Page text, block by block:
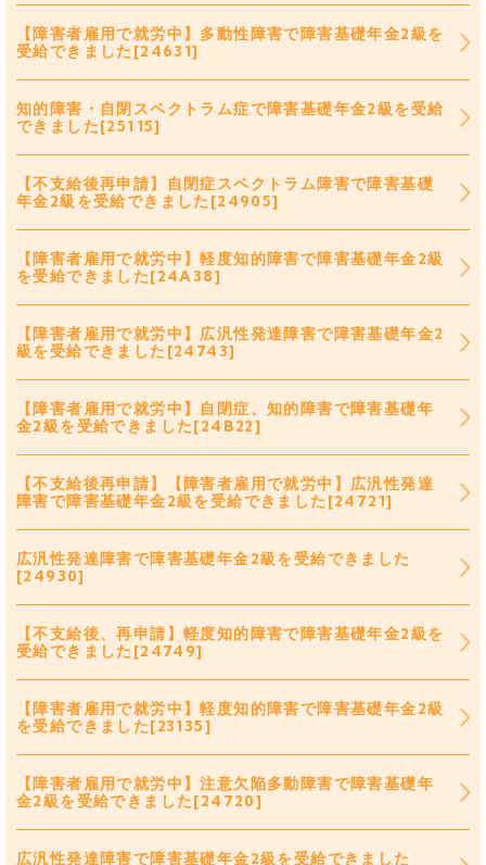
【障害者雇用で就労中】多動性障害で障害基礎年金2級を
受給できました[24631]
知的障害・自閉スペクトラム症で障害基礎年金2級を受給
できました[25115]
【不支給後再申請】自閉症スペクトラム障害で障害基礎
年金2級を受給できました[24905]
【障害者雇用で就労中】軽度知的障害で障害基礎年金2級
を受給できました[24A38]
【障害者雇用で就労中】広汎性発達障害で障害基礎年金2
級を受給できました[24743]
【障害者雇用で就労中】自閉症、知的障害で障害基礎年
金2級を受給できました[24B22]
【不支給後再申請】【障害者雇用で就労中】広汎性発達
障害で障害基礎年金2級を受給できました[24721]
広汎性発達障害で障害基礎年金2級を受給できました
[24930]
【不支給後、再申請】軽度知的障害で障害基礎年金2級を
受給できました[24749]
【障害者雇用で就労中】軽度知的障害で障害基礎年金2級
を受給できました[23135]
【障害者雇用で就労中】注意欠陥多動障害で障害基礎年
金2級を受給できました[24720]
広汎性発達障害で障害基礎年金2級を受給できました